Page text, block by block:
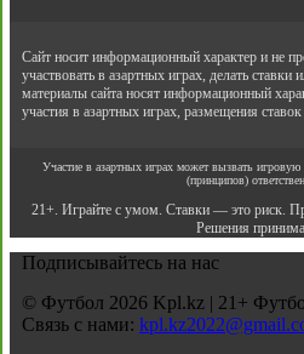
Сайт носит информационный характер и не
участвовать в азартных играх, делать
материалы сайта носят информационный
участия в азартных играх, размещения
Участие в азартных играх может вызвать
(принципов)
21+. Играйте с умом. Ставки — это риск.
Решения
Подписывайтесь на нас
© Футбол 2026 Kpl.kz | 21+
Связь с нами: